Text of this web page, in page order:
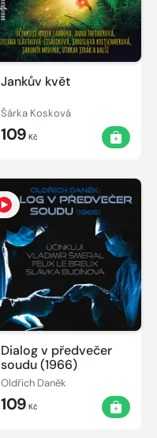
Jankův květ
Šárka Kosková
109 Kč
Dialog v předvečer
soudu (1966)
Oldřich Daněk
109 Kč